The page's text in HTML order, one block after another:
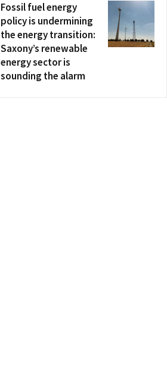
Fossil fuel energy
policy is undermining
the energy transition:
Saxony’s renewable
energy sector is
sounding the alarm